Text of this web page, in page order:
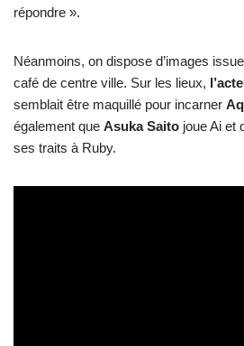
répondre ».
Néanmoins, on dispose d’images
café de centre ville. Sur les lieux,
semblait être maquillé pour incarner
également que Asuka Saito joue Ai et
ses traits à Ruby.